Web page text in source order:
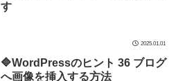
す
2025.01.01
🔷WordPressのヒント 36 ブログ
へ画像を挿入する方法